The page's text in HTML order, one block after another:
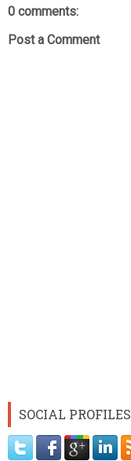
0 comments:
Post a Comment
SOCIAL PROFILES